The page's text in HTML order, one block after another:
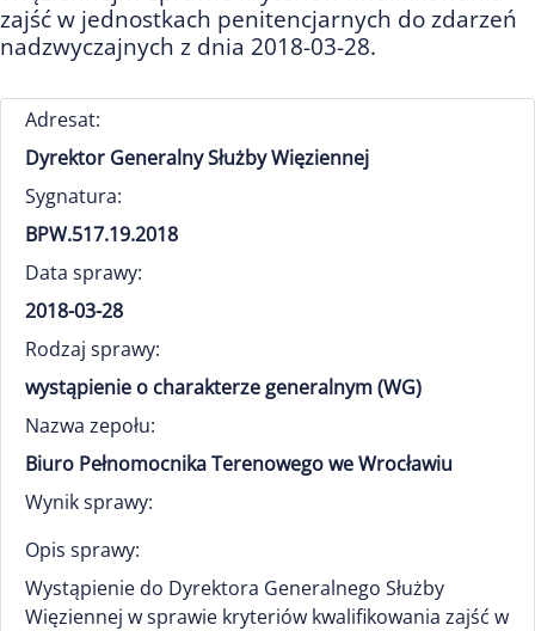
zajść w jednostkach penitencjarnych do zdarzeń
nadzwyczajnych z dnia 2018-03-28.
Adresat:
Dyrektor Generalny Służby Więziennej
Sygnatura:
BPW.517.19.2018
Data sprawy:
2018-03-28
Rodzaj sprawy:
wystąpienie o charakterze generalnym (WG)
Nazwa zepołu:
Biuro Pełnomocnika Terenowego we Wrocławiu
Wynik sprawy:
Opis sprawy:
Wystąpienie do Dyrektora Generalnego Służby
Więziennej w sprawie kryteriów kwalifikowania zajść w